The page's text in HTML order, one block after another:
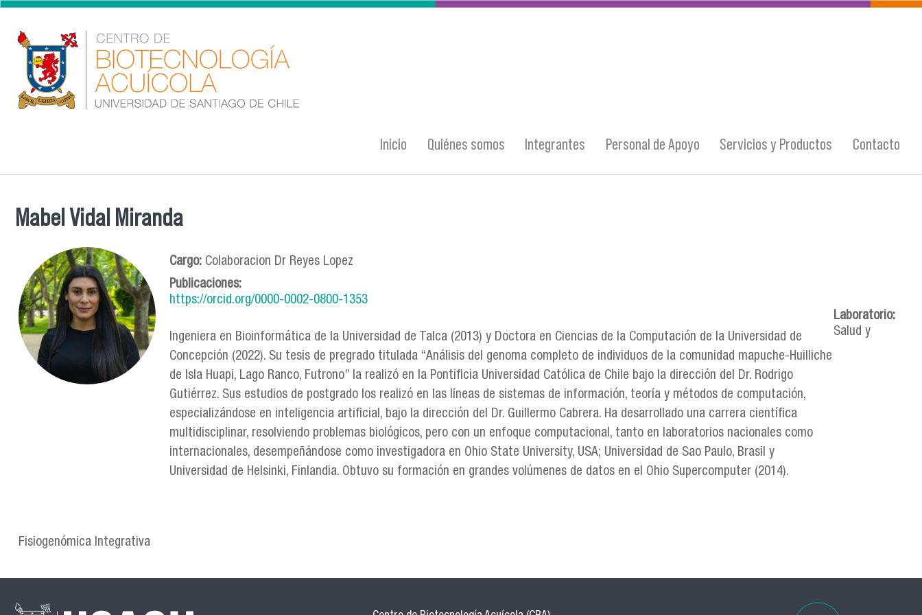
Pasar al contenido principal
Inicio Quiénes somos Integrantes Personal de Apoyo Servicios y Productos Contacto
Se encuentra usted aquí
Mabel Vidal Miranda
Cargo: Colaboracion Dr Reyes Lopez
Publicaciones:
https://orcid.org/0000-0002-0800-1353
Ingeniera en Bioinformática de la Universidad de Talca (2013) y Doctora en Ciencias de la Computación de la Universidad de
Concepción (2022). Su tesis de pregrado titulada “Análisis del genoma completo de individuos de la comunidad mapuche-Huilliche
de Isla Huapi, Lago Ranco, Futrono” la realizó en la Pontificia Universidad Católica de Chile bajo la dirección del Dr. Rodrigo
Gutiérrez. Sus estudios de postgrado los realizó en las líneas de sistemas de información, teoría y métodos de computación,
especializándose en inteligencia artificial, bajo la dirección del Dr. Guillermo Cabrera. Ha desarrollado una carrera científica
multidisciplinar, resolviendo problemas biológicos, pero con un enfoque computacional, tanto en laboratorios nacionales como
internacionales, desempeñándose como investigadora en Ohio State University, USA; Universidad de Sao Paulo, Brasil y
Universidad de Helsinki, Finlandia. Obtuvo su formación en grandes volúmenes de datos en el Ohio Supercomputer (2014).
Laboratorio:
Salud y
Fisiogenómica Integrativa